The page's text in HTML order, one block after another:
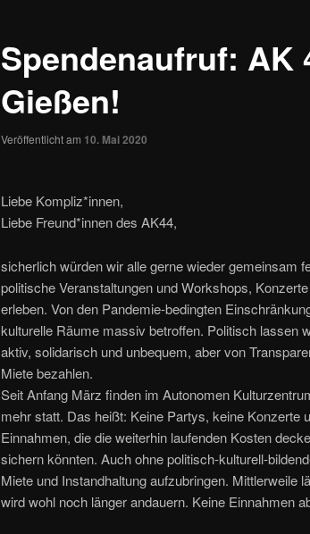
Spendenaufruf: AK
Gießen!
Veröffentlicht am 10. Mai 2020
Liebe Kompliz*innen,
Liebe Freund*innen des AK44,
sicherlich würden wir alle gerne wieder gemeinsam
politische Veranstaltungen und Workshops,
erleben. Von den Pandemie-bedingten
kulturelle Räume massiv betroffen. Politisch lassen
aktiv, solidarisch und unbequem, aber von
Miete bezahlen.
Seit Anfang März finden im Autonomen
mehr statt. Das heißt: Keine Partys, keine Konzerte
Einnahmen, die die weiterhin laufenden Kosten
sichern könnten. Auch ohne politisch-kulturell-
Miete und Instandhaltung aufzubringen. Mittlerweile
wird wohl noch länger andauern. Keine Einnahmen